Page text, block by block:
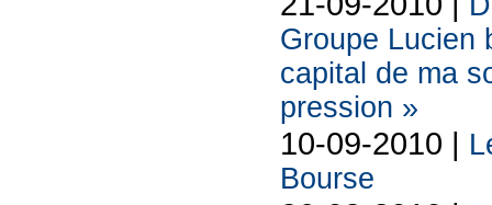
Groupe Lucien
capital de ma
pression »
10-09-2010 |
Bourse